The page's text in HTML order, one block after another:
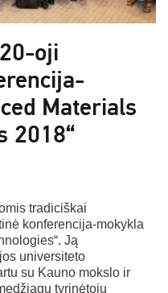
oji
Materials
2018“
tradiciškai
konferencija-mokykla
Ją
universiteto
su Kauno mokslo ir
tyrinėtojų